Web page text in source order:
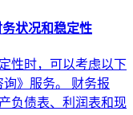
状况和稳定性
性时，可以考虑以下
》服务。 财务报
负债表、利润表和现